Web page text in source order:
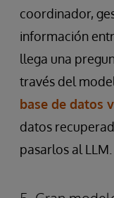
coordinador,
información
llega una
través del
base de datos
datos
pasarlos al LLM.